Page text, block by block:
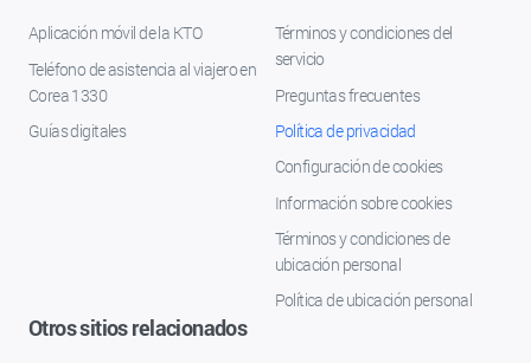
Aplicación móvil de la KTO
Teléfono de asistencia al viajero en
Corea 1330
Guías digitales
Términos y condiciones del
servicio
Preguntas frecuentes
Política de privacidad
Configuración de cookies
Información sobre cookies
Términos y condiciones de
ubicación personal
Política de ubicación personal
Otros sitios relacionados